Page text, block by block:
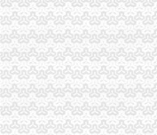
市重庆代办营业执照局落
市重庆代办营业执照局规
市重庆代办公司局纪检监
巴南局渝中区代办公司突
垫江局“四步走”渝中区代办
大足局渝中区工商代办旱救
云局渝中区代办营业执照五